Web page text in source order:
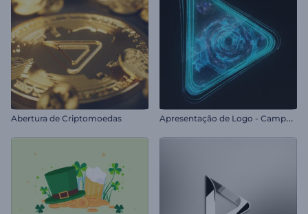
Abertura de Criptomoedas A
presentação de Logo - Campo Estelar